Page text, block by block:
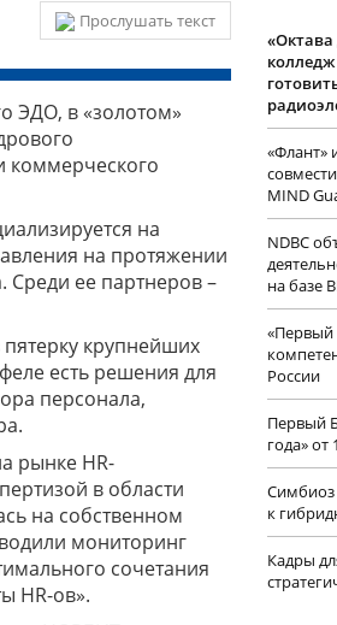
Прослушать текст
ЭДО, в «золотом»
коммерческого
на
на протяжении
Среди ее партнеров –
крупнейших
есть решения для
персонала,
рынке HR-
в области
на собственном
мониторинг
сочетания
HR-ов».
«Флант»
MIND
NDBC
на базе
«Первый
России
Первый
года» от
Симбиоз
к
Кадры